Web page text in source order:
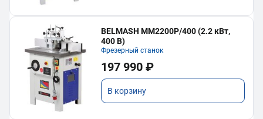
BELMASH MM2200P/400 (2.2 кВт,
400 В)
Фрезерный станок
197 990 ₽
В корзину